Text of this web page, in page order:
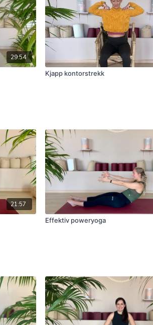
29:54
Kjapp kontorstrekk
21:57
Effektiv poweryoga